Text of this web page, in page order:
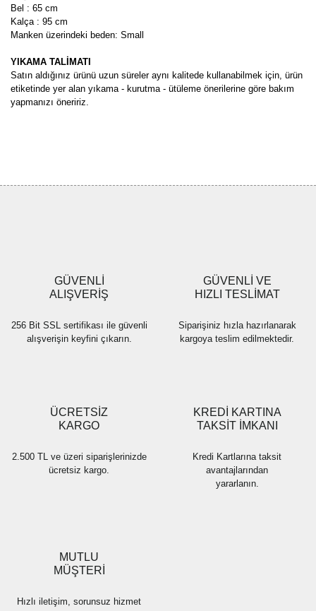
Bel : 65 cm
Kalça : 95 cm
Manken üzerindeki beden: Small
YIKAMA TALİMATI
Satın aldığınız ürünü uzun süreler aynı kalitede kullanabilmek için, ürün
etiketinde yer alan yıkama - kurutma - ütüleme önerilerine göre bakım
yapmanızı öneririz.
Ürün fiyatı diğer sitelerden daha pahalı.
Bu ürüne benzer farklı alternatifler olmalı.
GÜVENLİ
ALIŞVERİŞ
256 Bit SSL sertifikası ile güvenli
alışverişin keyfini çıkarın.
GÜVENLİ VE
HIZLI TESLİMAT
Siparişiniz hızla hazırlanarak
kargoya teslim edilmektedir.
ÜCRETSİZ
KARGO
2.500 TL ve üzeri siparişlerinizde
ücretsiz kargo.
KREDİ KARTINA
TAKSİT İMKANI
Kredi Kartlarına taksit
avantajlarından
yararlanın.
MUTLU
MÜŞTERİ
Hızlı iletişim, sorunsuz hizmet